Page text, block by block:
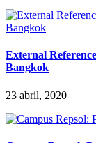
External
Bangkok
23 abril, 2020